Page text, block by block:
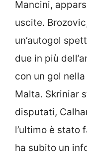
Mancini,
uscite.
un’autogol
due in più
con un gol
Malta. Skriniar
disputati,
l’ultimo è stato
ha subito un